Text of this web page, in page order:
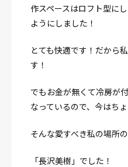
作スペースはロフト型に
ようにしました！
とても快適です！ だから
す！
でもお金が無くて冷房が
なっているので、今はち
そんな愛すべき私の場所
「長沢美樹」でした！